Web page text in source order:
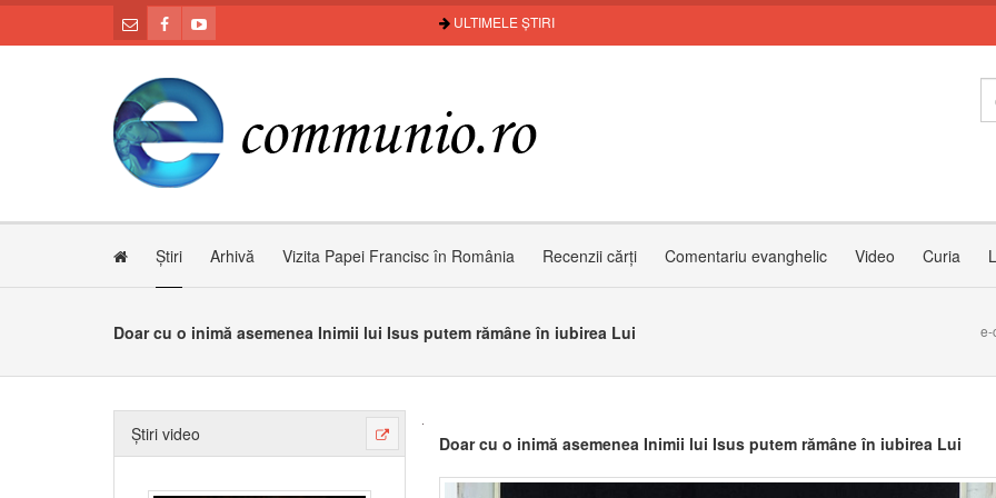
ULTIMELE ȘTIRI
Știri Arhivă Vizita Papei Francisc în România Recenzii cărți Comentariu evanghelic Video Curia
Doar cu o inimă asemenea Inimii lui Isus putem rămâne în iubirea Lui e-
Știri video Doar cu o inimă asemenea Inimii lui Isus putem rămâne în iubirea Lui